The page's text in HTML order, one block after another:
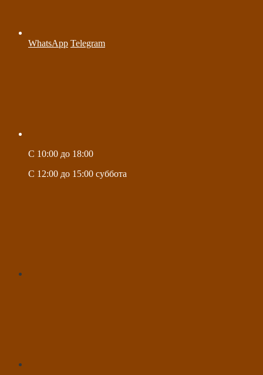
WhatsApp Telegram
C 10:00 до 18:00
C 12:00 до 15:00 суббота